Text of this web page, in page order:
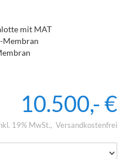
mit MAT
10.500,- €
19% MwSt. Versandkostenfrei